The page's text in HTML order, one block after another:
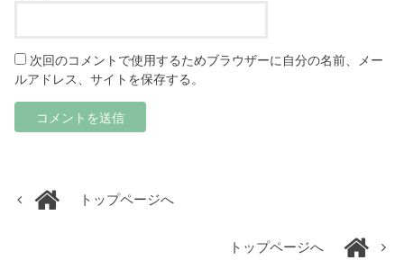
次回のコメントで使用するためブラウザーに自分の名前、メー
ルアドレス、サイトを保存する。
トップページへ
トップページへ